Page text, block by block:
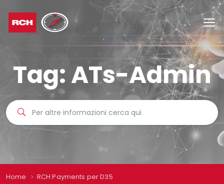
Tag:ATs-Admin
Home
RCH Payments per D35